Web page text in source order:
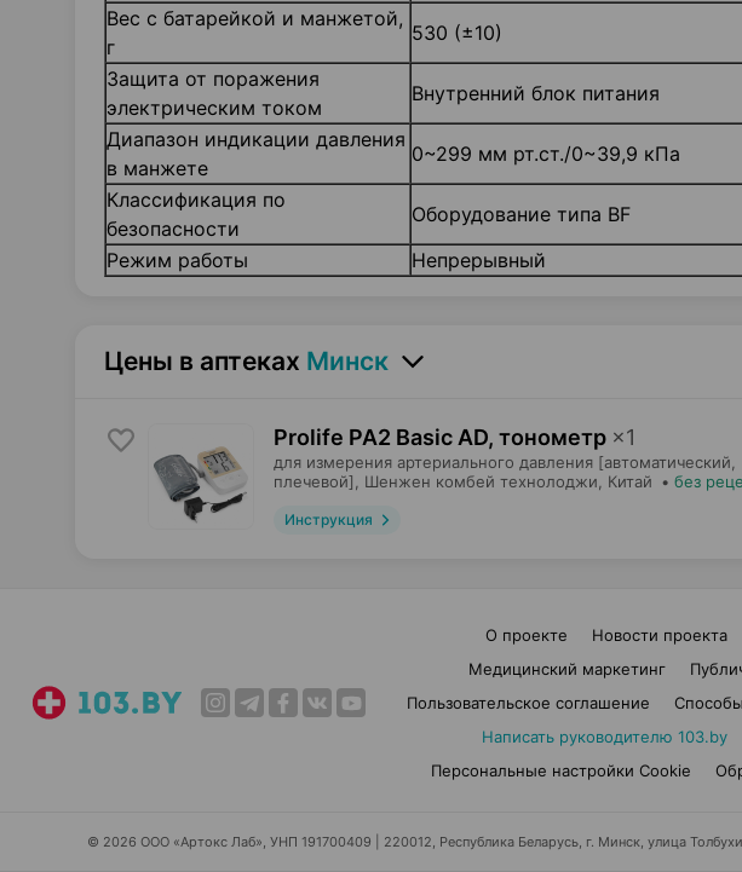
Вес с батарейкой и манжетой,
г
530 (±10)
Защита от поражения
электрическим током
Внутренний блок питания
Диапазон индикации давления
в манжете
0~299 мм рт.ст./0~39,9 кПа
Классификация по
безопасности
Оборудование типа BF
Режим работы
Непрерывный
Цены в аптеках Минск
Prolife PA2 Basic AD, тонометр ×1
для измерения артериального давления [автоматический,
плечевой],
Шенжен комбей технолоджи , Китай • без
Инструкция
О проекте Новости проекта
Медицинский маркетинг
Пользовательское соглашение
Написать руководителю 103.by
Персональные настройки Cookie
© 2026 ООО «Артокс Лаб», УНП 191700409 | 220012, Республика Беларусь, г. Минск, улица